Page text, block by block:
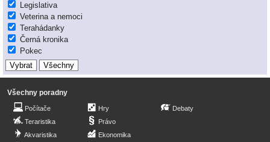
Legislativa
Veterina a nemoci
Terahádanky
Černá kronika
Pokec
Všechny poradny
Počítače
Teraristika
Akvaristika
Hry
Právo
Ekonomika
Debaty